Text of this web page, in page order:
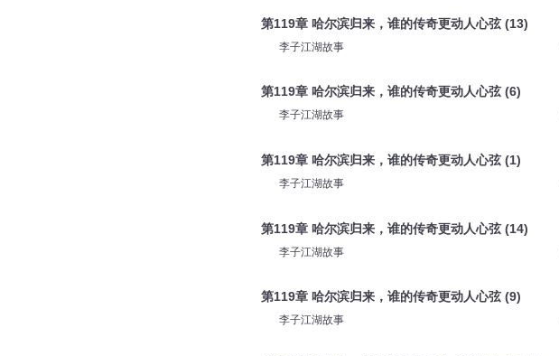
第119章 哈尔滨归来，谁的传奇更动人心弦 (13)
李子江湖故事
第119章 哈尔滨归来，谁的传奇更动人心弦 (6)
李子江湖故事
第119章 哈尔滨归来，谁的传奇更动人心弦 (1)
李子江湖故事
第119章 哈尔滨归来，谁的传奇更动人心弦 (14)
李子江湖故事
第119章 哈尔滨归来，谁的传奇更动人心弦 (9)
李子江湖故事